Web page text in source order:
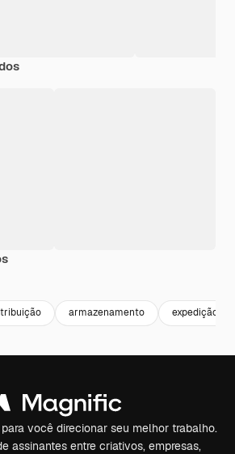
armazenamento expedição
você direcionar seu melhor trabalho.
assinantes entre criativos, empresas,